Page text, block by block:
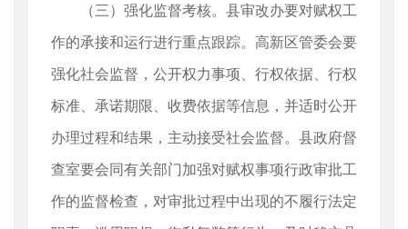
（三）强化监督考核。县审改办要对赋权工
作的承接和运行进行重点跟踪。高新区管委会要
强化社会监督，公开权力事项、行权依据、行权
标准、承诺期限、收费依据等信息，并适时公开
办理过程和结果，主动接受社会监督。县政府督
查室要会同有关部门加强对赋权事项行政审批工
作的监督检查，对审批过程中出现的不履行法定